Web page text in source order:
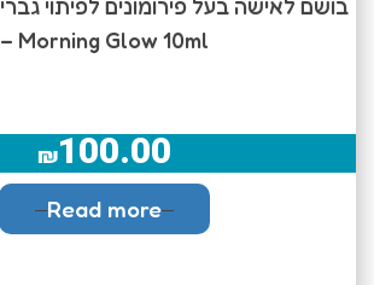
– Morning Glow 10ml
₪100.00
Read more